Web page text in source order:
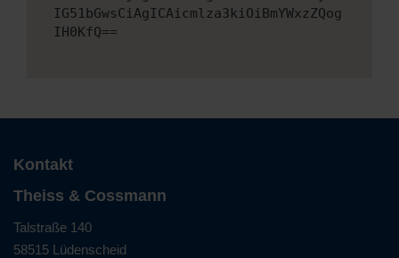
IG51bGwsCiAgICAicmlza3kiOiBmYWxzZQog
IH0KfQ==
Kontakt
Theiss & Cossmann
Talstraße 140
58515 Lüdenscheid